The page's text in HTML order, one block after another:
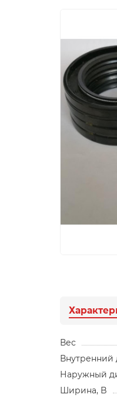
Вес
Внутренний
Наружный
Ширина, B